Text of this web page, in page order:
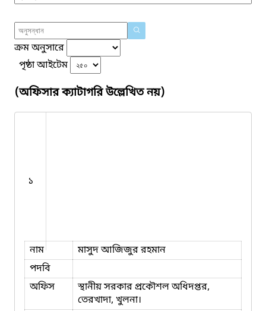
ক্রম অনুসারে
পৃষ্ঠা আইটেম
(অফিসার ক্যাটাগরি উল্লেখিত নয়)
১
নাম
মাসুদ আজিজুর রহমান
পদবি
অফিস
স্থানীয় সরকার প্রকৌশল অধিদপ্তর,
তেরখাদা, খুলনা।